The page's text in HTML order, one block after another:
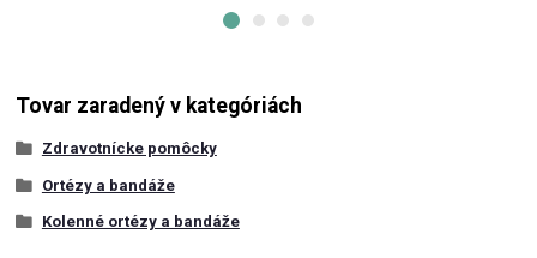
Tovar zaradený v kategóriách
Zdravotnícke pomôcky
Ortézy a bandáže
Kolenné ortézy a bandáže